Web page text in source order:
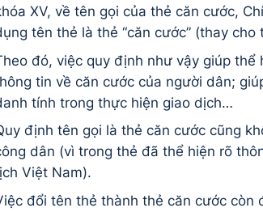
XV, về tên gọi của thẻ căn cước,
tên thẻ là thẻ “căn cước” (thay
đó, việc quy định như vậy giúp
tin về căn cước của người dân;
tính trong thực hiện giao dịch…
định tên gọi là thẻ căn cước cũng
dân (vì trong thẻ đã thể hiện rõ
Việt Nam).
đổi tên thẻ thành thẻ căn cước